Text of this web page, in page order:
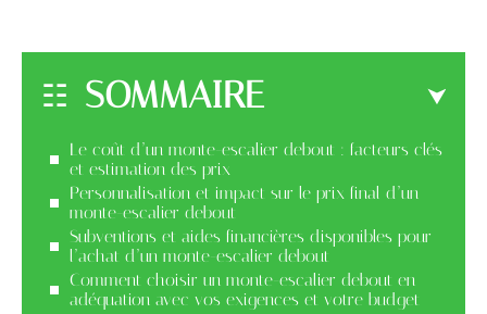
SOMMAIRE
Le coût d’un monte-escalier debout : facteurs clés
et estimation des prix
Personnalisation et impact sur le prix final d’un
monte-escalier debout
Subventions et aides financières disponibles pour
l’achat d’un monte-escalier debout
Comment choisir un monte-escalier debout en
adéquation avec vos exigences et votre budget